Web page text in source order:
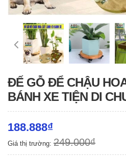
ĐẾ GỖ ĐỂ CHẬU
BÁNH XE TIỆN DI
188.888₫
Giá thị trường: 249.000₫